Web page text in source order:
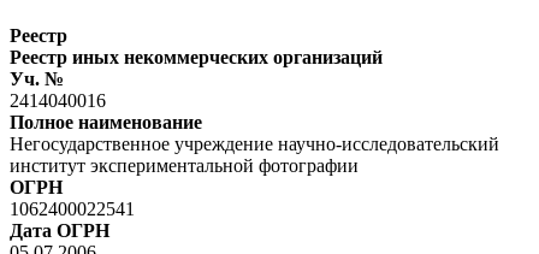
Реестр
Реестр иных некоммерческих организаций
Уч. №
2414040016
Полное наименование
Негосударственное учреждение научно-исследовательский
институт экспериментальной фотографии
ОГРН
1062400022541
Дата ОГРН